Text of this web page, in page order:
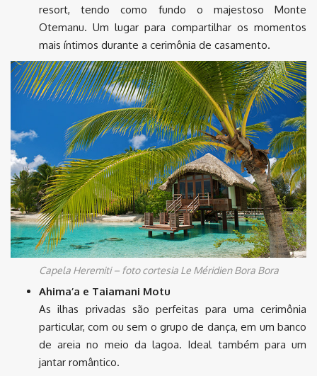
resort, tendo como fundo o majestoso Monte
Otemanu. Um lugar para compartilhar os momentos
mais íntimos durante a cerimônia de casamento.
Capela Heremiti – foto cortesia Le Méridien Bora Bora
Ahima’a e Taiamani Motu
As ilhas privadas são perfeitas para uma cerimônia
particular, com ou sem o grupo de dança, em um banco
de areia no meio da lagoa. Ideal também para um
jantar romântico.